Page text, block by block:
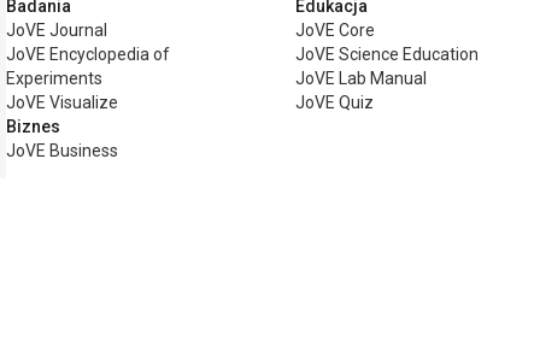
Badania
JoVE Journal
JoVE Encyclopedia of
Experiments
JoVE Visualize
Biznes
JoVE Business
Edukacja
JoVE Core
JoVE Science Education
JoVE Lab Manual
JoVE Quiz